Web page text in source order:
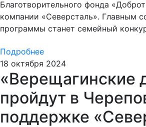
Благотворительного фонда
компании «Северсталь». Главным
программы станет семейный
Подробнее
18 октября 2024
«Верещагинские
пройдут в
поддержке